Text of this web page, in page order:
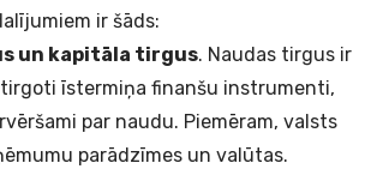
ir šāds:
un kapitāla tirgus. Naudas tirgus ir
īstermiņa finanšu instrumenti,
par naudu. Piemēram, valsts
parādzīmes un valūtas.